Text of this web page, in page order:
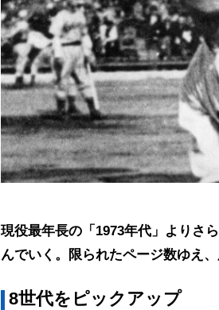
現役最年長の「1973年代」よりさ
んでいく。限られたページ数ゆえ
8世代をピックアップ